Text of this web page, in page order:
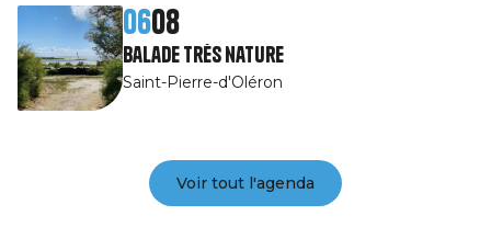
0608
Balade très nature
Saint-Pierre-d'Oléron
Voir tout l'agenda